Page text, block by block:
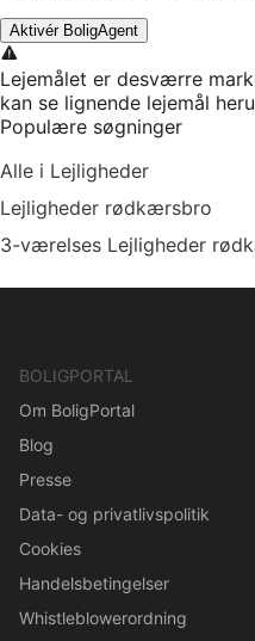
Aktivér BoligAgent
Lejemålet er desværre
kan se lignende lejemål
Populære søgninger
Alle i Lejligheder
Lejligheder rødkærsbro
3-værelses Lejligheder
BOLIGPORTAL
Om BoligPortal
Blog
Presse
Data- og privatlivspolitik
Cookies
Handelsbetingelser
Whistleblowerordning